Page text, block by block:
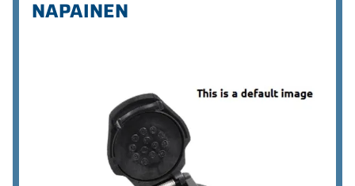
NAPAINEN